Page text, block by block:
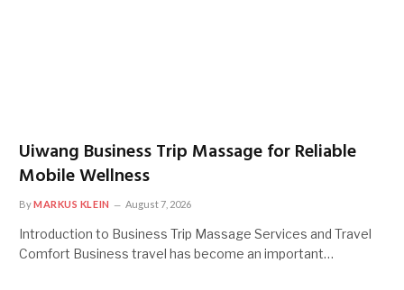
Uiwang Business Trip Massage for Reliable
Mobile Wellness
ByMARKUS KLEIN August 7, 2026
Introduction to Business Trip Massage Services and Travel
Comfort Business travel has become an important…